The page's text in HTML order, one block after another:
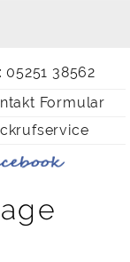
05251 38562
Formular